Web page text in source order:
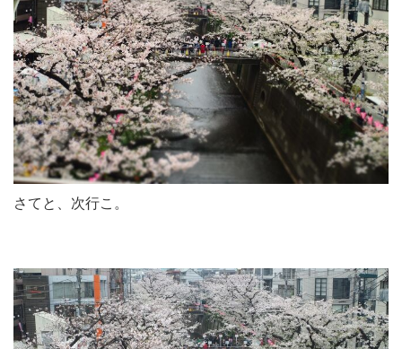
さてと、次行こ。